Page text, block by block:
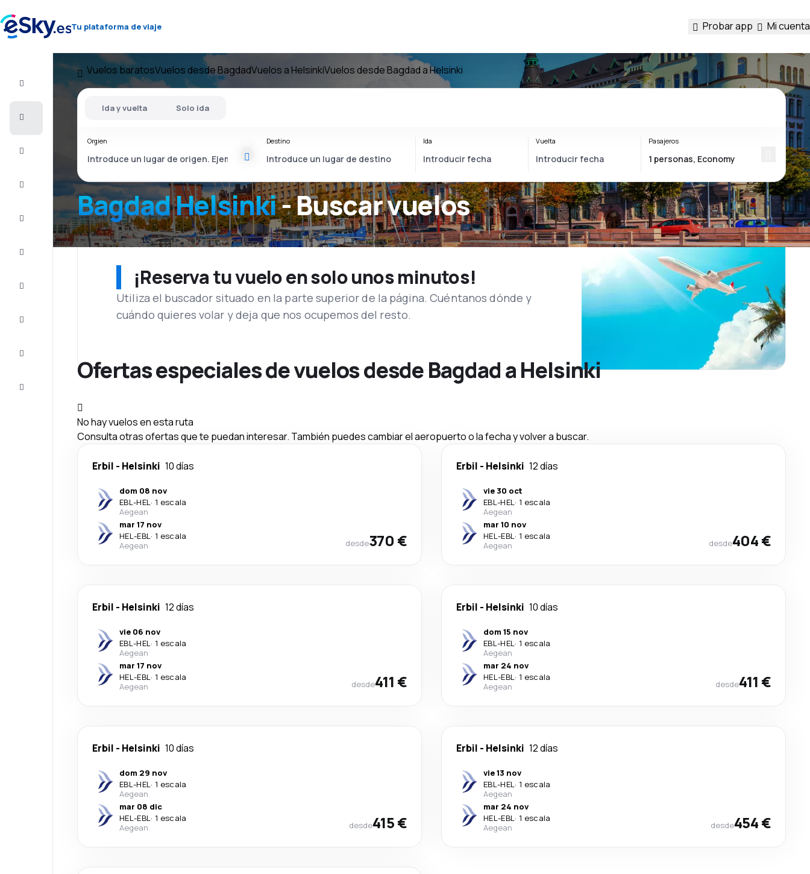
Tu plataforma de viaje Probar app Mi cuenta
Vuelo+Hotel
Escapadas
Vuelos baratosVuelos desde BagdadVuelos a HelsinkiVuelos desde Bagdad a Helsinki
Bagdad Helsinki- Buscar vuelos
Ida y vuelta Solo ida
Orgien Destino Ida Vuelta Pasajeros
¡Reserva tu vuelo en solo unos minutos!
Utiliza el buscador situado en la parte superior de la página. Cuéntanos dónde y
cuándo quieres volar y deja que nos ocupemos del resto.
Ofertas especiales de vuelos desde Bagdad a Helsinki
No hay vuelos en esta ruta
Consulta otras ofertas que te puedan interesar. También puedes cambiar el aeropuerto o la fecha y volver a buscar.
Erbil - Helsinki 10 días
dom 08 nov
EBL-HEL· 1 escala
Aegean
mar 17 nov
HEL-EBL· 1 escala
Aegean
desde370 €
Erbil - Helsinki 12 días
vie 30 oct
EBL-HEL· 1 escala
Aegean
mar 10 nov
HEL-EBL· 1 escala
Aegean
desde404 €
Erbil - Helsinki 12 días
vie 06 nov
EBL-HEL· 1 escala
Aegean
mar 17 nov
HEL-EBL· 1 escala
Aegean
desde411 €
Erbil - Helsinki 10 días
dom 15 nov
EBL-HEL· 1 escala
Aegean
mar 24 nov
HEL-EBL· 1 escala
Aegean
desde411 €
Erbil - Helsinki 10 días
dom 29 nov
EBL-HEL· 1 escala
Aegean
mar 08 dic
HEL-EBL· 1 escala
Aegean
desde415 €
Erbil - Helsinki 12 días
vie 13 nov
EBL-HEL· 1 escala
Aegean
mar 24 nov
HEL-EBL· 1 escala
Aegean
desde454 €